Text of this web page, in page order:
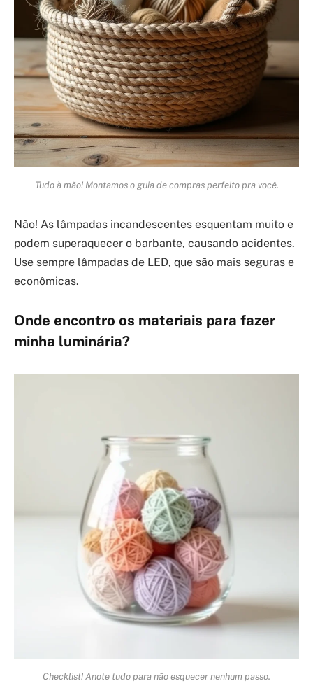
Tudo à mão! Montamos o guia de compras perfeito pra você.
Não! As lâmpadas incandescentes esquentam muito e
podem superaquecer o barbante, causando acidentes.
Use sempre lâmpadas de LED, que são mais seguras e
econômicas.
Onde encontro os materiais para fazer
minha luminária?
Checklist! Anote tudo para não esquecer nenhum passo.